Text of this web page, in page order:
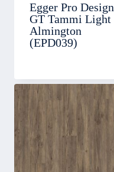
Egger Pro Design
GT Tammi Light
Almington
(EPD039)